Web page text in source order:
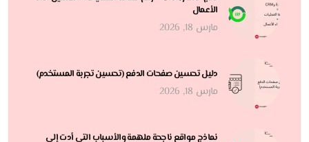
الأعمال
مارس 18, 2026
دليل تحسين صفحات الدفع (تحسين تجربة المستخدم)
مارس 18, 2026
نماذج مواقع ناجحة ملهمة والأسباب التي أدت إلى